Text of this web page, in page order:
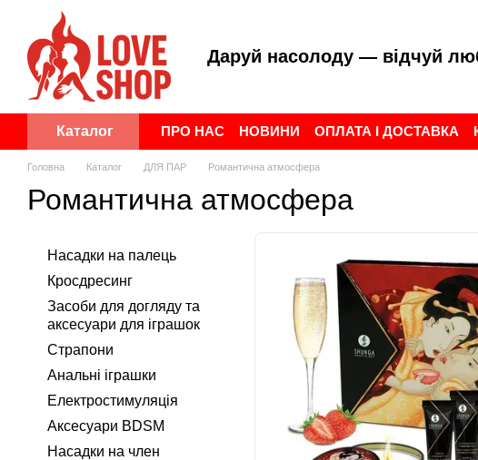
Перейти до основного контенту
Даруй насолоду — відчуй
Каталог ПРО НАС НОВИНИ ОПЛАТА І ДОСТАВКА
ПУБЛІЧНА ОФЕРТА
УГОДА КОРИСТУВАЧА
Головна Каталог ДЛЯ ПАР Романтична атмосфера
Романтична атмосфера
Насадки на палець
Кросдресинг
Засоби для догляду та
аксесуари для іграшок
Страпони
Анальні іграшки
Електростимуляція
Аксесуари BDSM
Насадки на член